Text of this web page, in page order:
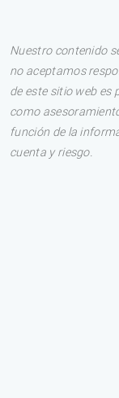
Nuestro contenido
no aceptamos
de este sitio web
como
función de la
cuenta y riesgo.